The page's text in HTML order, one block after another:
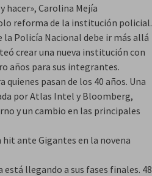
hacer», Carolina Mejía
reforma de la institución policial.
Policía Nacional debe ir más allá
crear una nueva institución con
años para sus integrantes.
pasan de los 40 años. Una
por Atlas Intel y Bloomberg,
y un cambio en las principales
ante Gigantes en la novena
llegando a sus fases finales. 48